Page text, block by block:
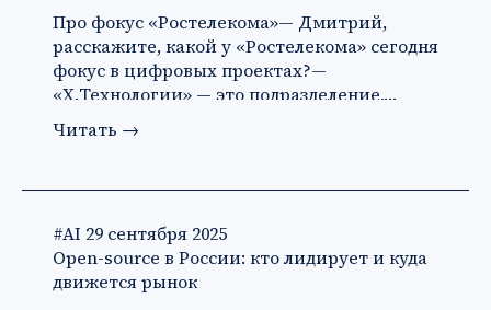
Про фокус «Ростелекома»— Дмитрий,
расскажите, какой у «Ростелекома» сегодня
фокус в цифровых проектах?—
«X.Технологии» — это подразделение,…
Читать →
#AI 29 сентября 2025
Open-source в России: кто лидирует и куда
движется рынок